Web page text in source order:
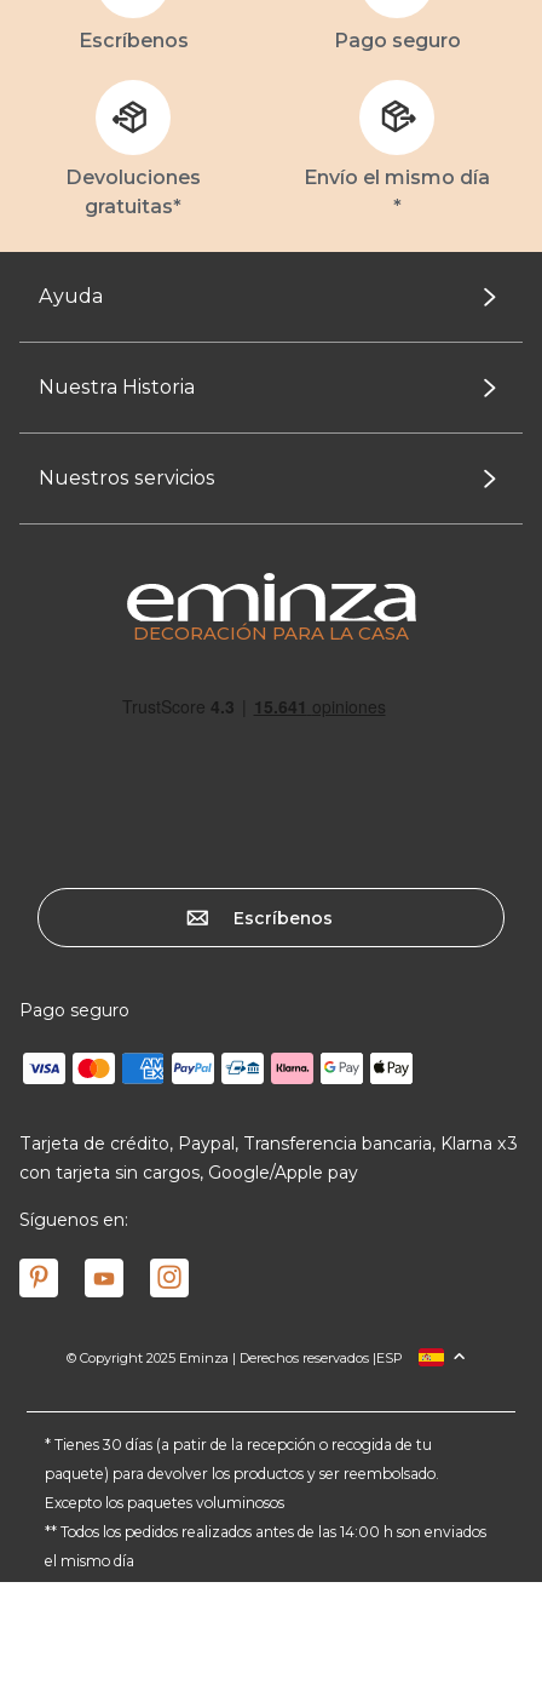
Escríbenos Pago seguro
Devoluciones
gratuitas*
Envío el mismo día
*
Ayuda
Nuestra Historia
Nuestros servicios
DECORACIÓN PARA LA CASA
Escríbenos
Pago seguro
Tarjeta de crédito, Paypal, Transferencia bancaria, Klarna x3
con tarjeta sin cargos, Google/Apple pay
Síguenos en:
© Copyright 2025 Eminza | Derechos reservados |
FRANCIA
ALEMANIA
PAÍSES BAJOS
ESP
* Tienes 30 días (a patir de la recepción o recogida de tu
paquete) para devolver los productos y ser reembolsado.
Excepto los paquetes voluminosos
** Todos los pedidos realizados antes de las 14:00 h son enviados
el mismo día